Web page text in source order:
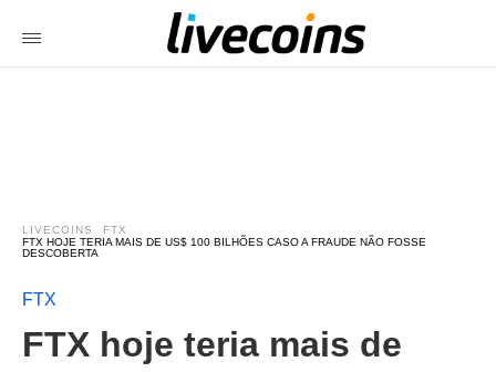
LIVECOINS
FTX
FTX HOJE TERIA MAIS DE US$ 100 BILHÕES CASO A FRAUDE NÃO FOSSE
DESCOBERTA
FTX
FTX hoje teria mais de